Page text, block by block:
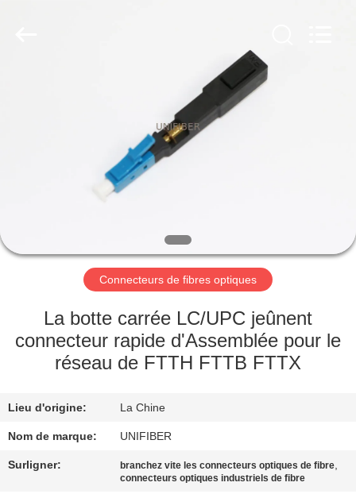
DE
NOUS
VISITE
D'USINE
DE
QUALITÉ
Connecteurs de fibres optiques
La botte carrée LC/UPC jeûnent
connecteur rapide d'Assemblée pour le
réseau de FTTH FTTB FTTX
Lieu d'origine: La Chine
Nom de marque: UNIFIBER
Surligner: branchez vite les connecteurs optiques de fibre,
connecteurs optiques industriels de fibre